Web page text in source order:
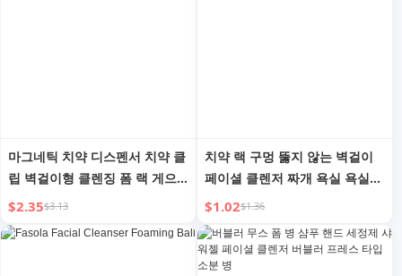
마그네틱 치약 디스펜서 치약 클
립 벽걸이형 클렌징 폼 랙 게으
른 치약 짜는 기계 수동 짜는 기
계 벽걸이형
$2.35$3.13
치약 랙 구멍 뚫지 않는 벽걸이
페이셜 클렌저 짜개 욕실 욕실
벽 수납 클립 유용한 가젯
$1.02$1.36